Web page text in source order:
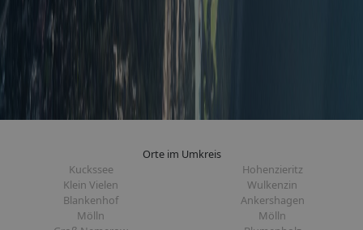
Orte im Umkreis
Kuckssee
Hohenzieritz
Klein Vielen
Wulkenzin
Blankenhof
Ankershagen
Mölln
Mölln